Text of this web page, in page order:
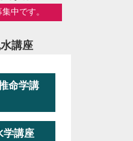
中です。
講座
しました。
10-25
命学講
講座